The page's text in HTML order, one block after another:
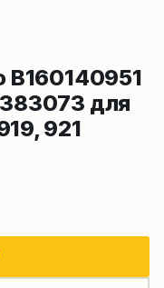
B160140951
для
921